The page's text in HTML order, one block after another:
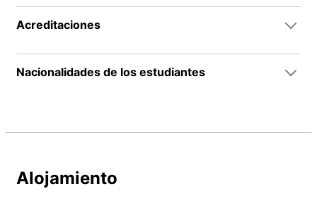
Acreditaciones
Nacionalidades de los estudiantes
Alojamiento